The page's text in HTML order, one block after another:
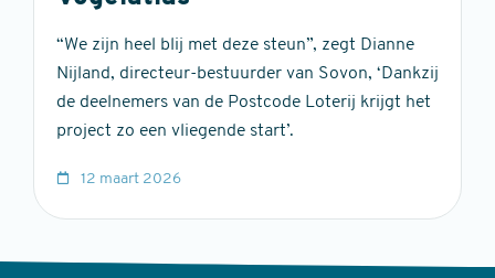
“We zijn heel blij met deze steun”, zegt Dianne
Nijland, directeur-bestuurder van Sovon, ‘Dankzij
de deelnemers van de Postcode Loterij krijgt het
project zo een vliegende start’.
12 maart 2026